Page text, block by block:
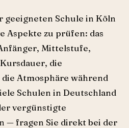
geeigneten Schule in Köln
Aspekte zu prüfen: das
Mittelstufe,
die
Atmosphäre während
Schulen in Deutschland
vergünstigte
— fragen Sie direkt bei der